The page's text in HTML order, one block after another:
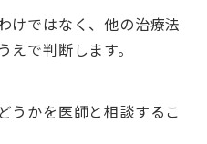
けではなく、他の治療法
で判断します。
うかを医師と相談するこ